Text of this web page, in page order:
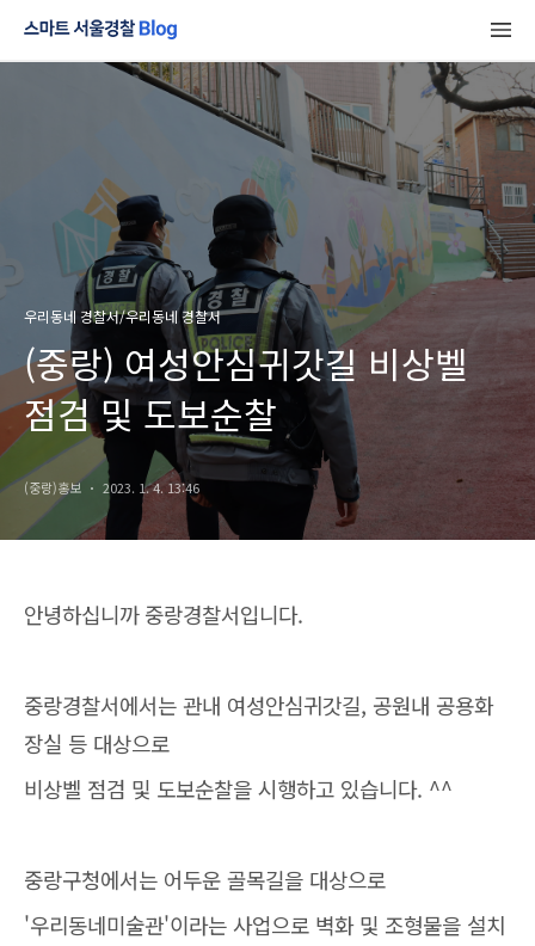
우리동네 경찰서/우리동네 경찰서
(중랑) 여성안심귀갓길 비상벨
점검 및 도보순찰
(중랑)홍보 2023. 1. 4. 13:46
안녕하십니까 중랑경찰서입니다.
중랑경찰서에서는 관내 여성안심귀갓길, 공원내 공용화
장실 등 대상으로
비상벨 점검 및 도보순찰을 시행하고 있습니다. ^^
중랑구청에서는 어두운 골목길을 대상으로
'우리동네미술관'이라는 사업으로 벽화 및 조형물을 설치